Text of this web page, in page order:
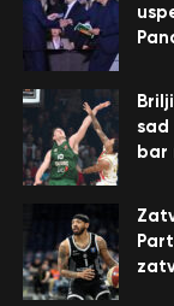
bar